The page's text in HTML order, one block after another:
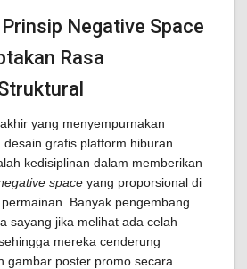
Negative Space
Rasa
yang menyempurnakan
desain grafis platform hiburan
kedisiplinan dalam memberikan
space yang proporsional di
Banyak pengembang
sayang jika melihat ada celah
mereka cenderung
gambar poster promo secara